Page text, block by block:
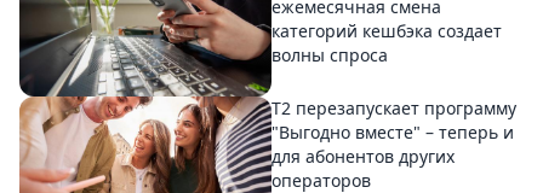
ежемесячная смена
категорий кешбэка создает
волны спроса
Т2 перезапускает программу
"Выгодно вместе" – теперь и
для абонентов других
операторов